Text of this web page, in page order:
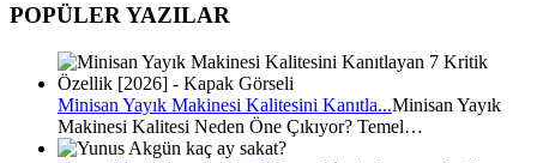
POPÜLER YAZILAR
Minisan Yayık Makinesi Kalitesini Kanıtla...Minisan Yayık
Makinesi Kalitesi Neden Öne Çıkıyor? Temel…